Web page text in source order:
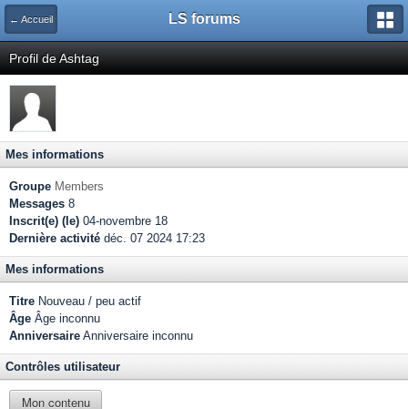
← Accueil LS forums
Profil de Ashtag
Mes informations
Groupe Members
Messages 8
Inscrit(e) (le) 04-novembre 18
Dernière activité déc. 07 2024 17:23
Mes informations
Titre Nouveau / peu actif
Âge Âge inconnu
Anniversaire Anniversaire inconnu
Contrôles utilisateur
Mon contenu